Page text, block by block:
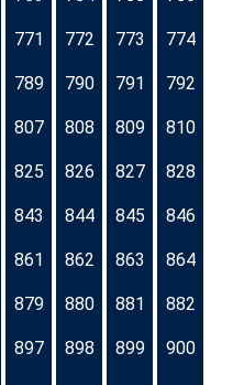
771 772 773 774
789 790 791 792
807 808 809 810
825 826 827 828
843 844 845 846
861 862 863 864
879 880 881 882
897 898 899 900